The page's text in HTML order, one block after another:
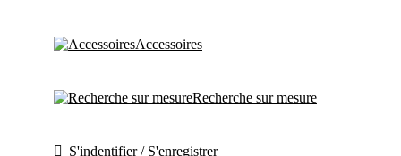
Accessoires
Recherche sur mesure
S'indentifier / S'enregistrer